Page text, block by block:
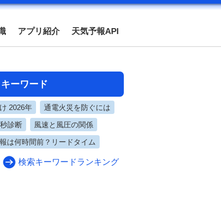
アプリ紹介 天気予報API
ーワード
2026年 通電火災を防ぐには
診断 風速と風圧の関係
は何時間前？リードタイム
検索キーワードランキング